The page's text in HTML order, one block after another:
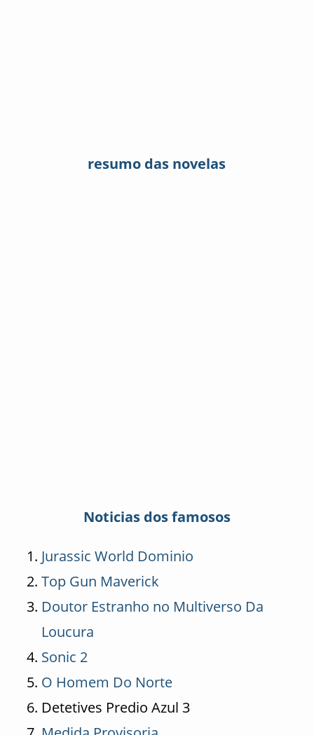
resumo das novelas
Noticias dos famosos
Jurassic World Dominio
Top Gun Maverick
Doutor Estranho no Multiverso Da
Loucura
Sonic 2
O Homem Do Norte
Detetives Predio Azul 3